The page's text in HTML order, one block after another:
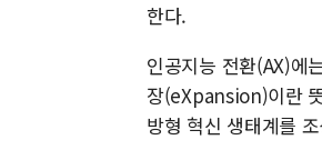
한다.
인공지능 전환(AX)
장(eXpansion)이란
방형 혁신 생태계를